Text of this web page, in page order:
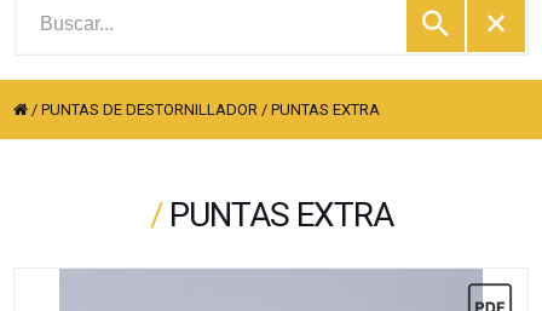
/PUNTAS DE DESTORNILLADOR /PUNTAS EXTRA
/ PUNTAS EXTRA